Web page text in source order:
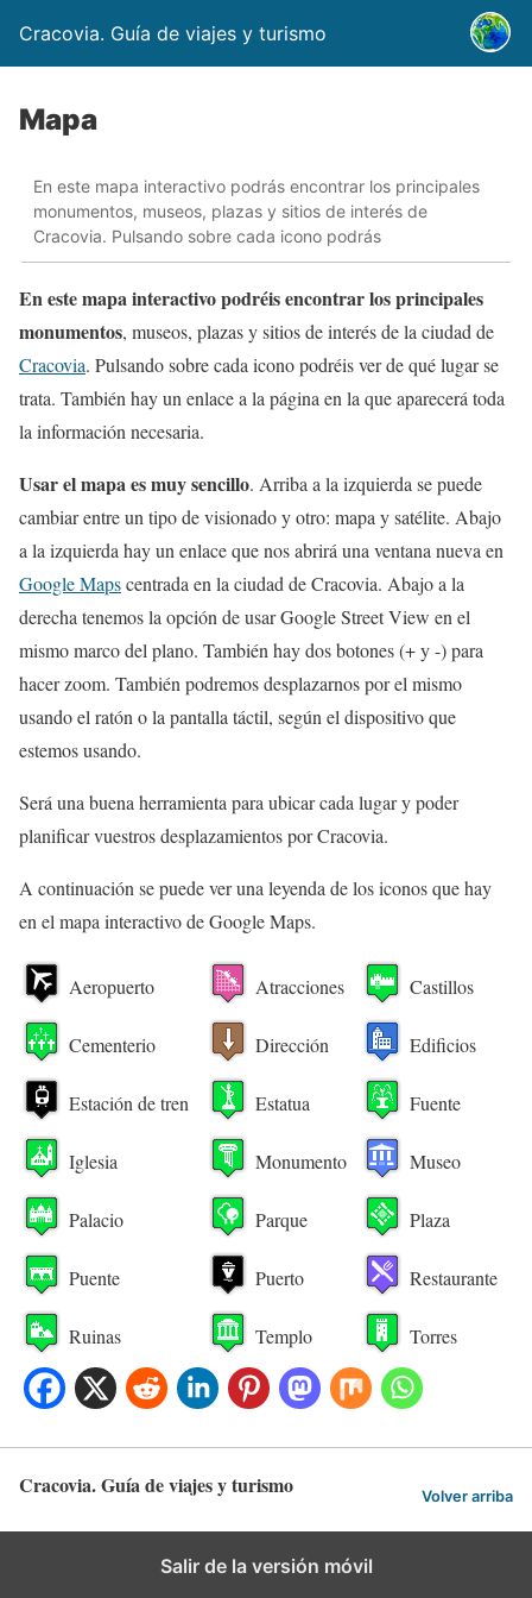
Cracovia. Guía de viajes y turismo
Mapa
En este mapa interactivo podrás encontrar los principales
monumentos, museos, plazas y sitios de interés de
Cracovia. Pulsando sobre cada icono podrás
En este mapa interactivo podréis encontrar los principales
monumentos, museos, plazas y sitios de interés de la ciudad de
Cracovia. Pulsando sobre cada icono podréis ver de qué lugar se
trata. También hay un enlace a la página en la que aparecerá toda
la información necesaria.
Usar el mapa es muy sencillo. Arriba a la izquierda se puede
cambiar entre un tipo de visionado y otro: mapa y satélite. Abajo
a la izquierda hay un enlace que nos abrirá una ventana nueva en
Google Mapscentrada en la ciudad de Cracovia. Abajo a la
derecha tenemos la opción de usar Google Street View en el
mismo marco del plano. También hay dos botones (+ y -) para
hacer zoom. También podremos desplazarnos por el mismo
usando el ratón o la pantalla táctil, según el dispositivo que
estemos usando.
Será una buena herramienta para ubicar cada lugar y poder
planificar vuestros desplazamientos por Cracovia.
A continuación se puede ver una leyenda de los iconos que hay
en el mapa interactivo de Google Maps.
Aeropuerto Atracciones Castillos
Cementerio Dirección Edificios
Estación de tren Estatua Fuente
Iglesia Monumento Museo
Palacio Parque Plaza
Puente Puerto Restaurante
Ruinas Templo Torres
Cracovia. Guía de viajes y turismo Volver arriba
Salir de la versión móvil